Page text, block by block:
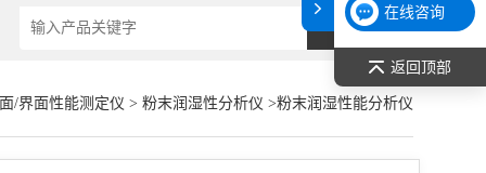
/界面性能测定仪 > 粉末润湿性分析仪 >粉末润湿性能分析仪
在线咨询
返回顶部